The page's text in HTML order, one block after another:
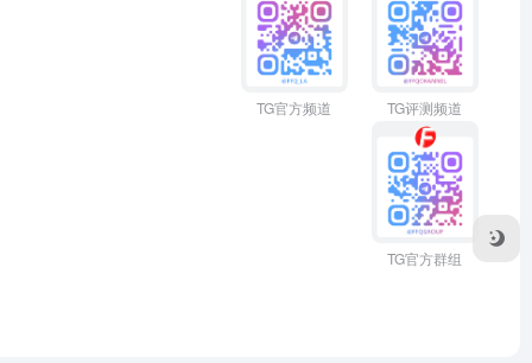
TG官方频道 TG评测频道
TG官方群组